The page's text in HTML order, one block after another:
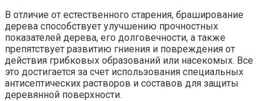
В отличие от естественного старения, браширование
дерева способствует улучшению прочностных
показателей дерева, его долговечности, а также
препятствует развитию гниения и повреждения от
действия грибковых образований или насекомых. Все
это достигается за счет использования специальных
антисептических растворов и составов для защиты
деревянной поверхности.